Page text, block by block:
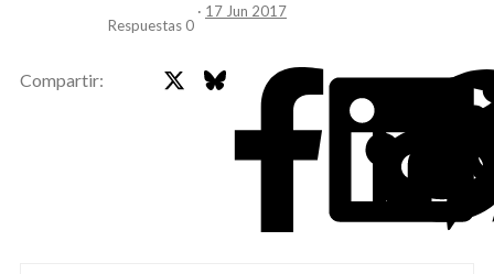
Respuestas 0
17 Jun 2017
Compartir: Bluesky